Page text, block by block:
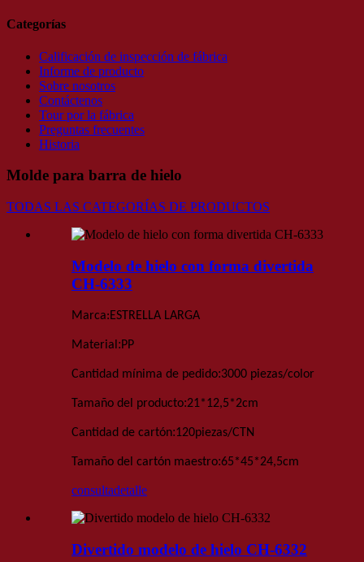
Categorías
Calificación de inspección de fábrica
Informe de producto
Sobre nosotros
Contáctenos
Tour por la fábrica
Preguntas frecuentes
Historia
Molde para barra de hielo
TODAS LAS CATEGORÍAS DE PRODUCTOS
Modelo de hielo con forma divertida
CH-6333
Marca:ESTRELLA LARGA
Material:PP
Cantidad mínima de pedido:3000 piezas/color
Tamaño del producto:21*12,5*2cm
Cantidad de cartón:120piezas/CTN
Tamaño del cartón maestro:65*45*24,5cm
consultadetalle
Divertido modelo de hielo CH-6332